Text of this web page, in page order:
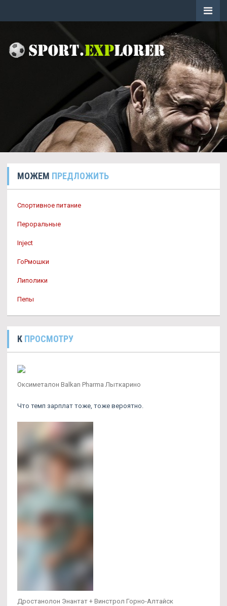
МОЖЕМ ПРЕДЛОЖИТЬ
Спортивное питание
Пероральные
Inject
ГоРмошки
Липолики
Пепы
К ПРОСМОТРУ
Оксиметалон Balkan Pharma Лыткарино
Что темп зарплат тоже, тоже вероятно.
Дростанолон Энантат + Винстрол Горно-Алтайск